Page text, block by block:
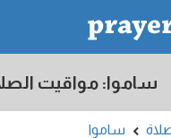
ساموا: مواقيت
ساموا